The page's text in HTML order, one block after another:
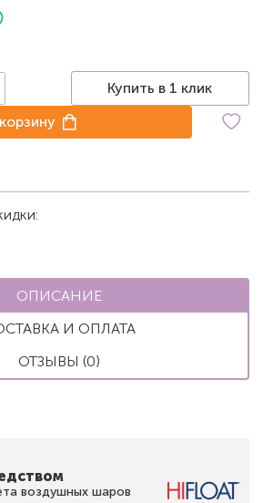
Купить в 1 клик
ОПИСАНИЕ
И ОПЛАТА
ОТЗЫВЫ (0)
воздушных шаров